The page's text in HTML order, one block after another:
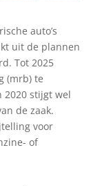
auto’s
uit de plannen
Tot 2025
(mrb) te
2020 stijgt wel
de zaak.
voor
of